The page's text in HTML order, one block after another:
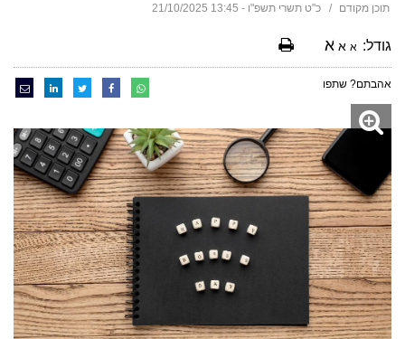
תוכן מקודם כ"ט תשרי תשפ"ו - 13:45 21/10/2025
גודל: א א א
אהבתם? שתפו